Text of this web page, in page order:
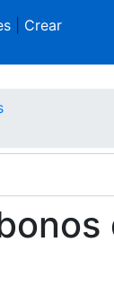
| Crear